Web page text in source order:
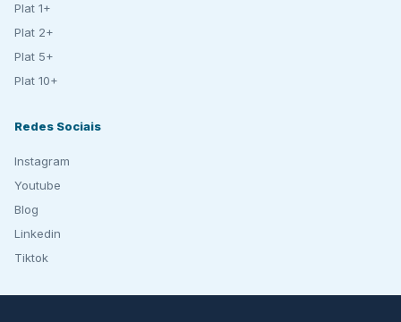
Plat 1+
Plat 2+
Plat 5+
Plat 10+
Redes Sociais
Instagram
Youtube
Blog
Linkedin
Tiktok